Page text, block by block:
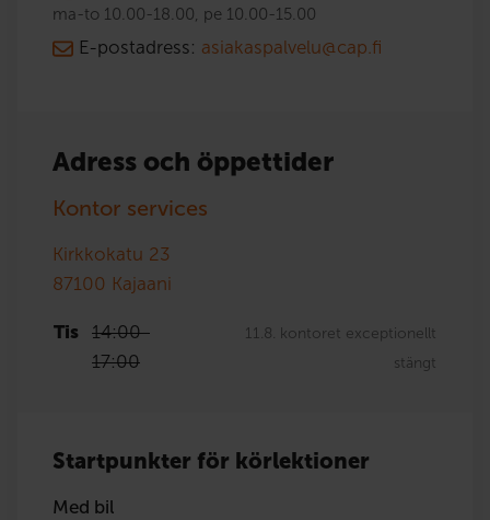
ma-to 10.00-18.00, pe 10.00-15.00
E-postadress: asiakaspalvelu@cap.fi
Adress och öppettider
Kontor services
Kirkkokatu 23
87100 Kajaani
Tis 14:00-
17:00
11.8. kontoret exceptionellt
stängt
Startpunkter för körlektioner
Med bil